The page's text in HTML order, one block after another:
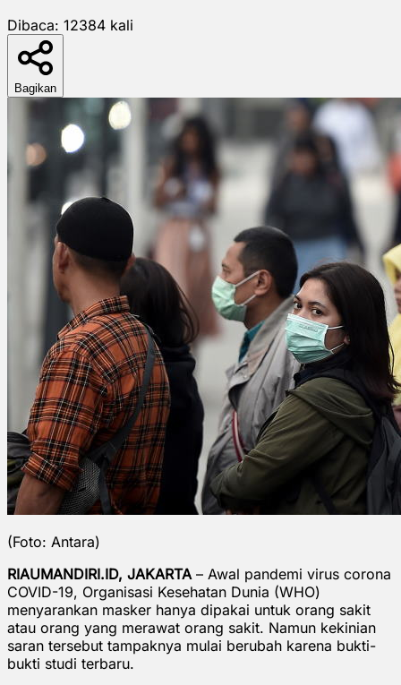
Dibaca: 12384 kali
Bagikan
(Foto: Antara)
RIAUMANDIRI.ID, JAKARTA – Awal pandemi virus corona
COVID-19, Organisasi Kesehatan Dunia (WHO)
menyarankan masker hanya dipakai untuk orang sakit
atau orang yang merawat orang sakit. Namun kekinian
saran tersebut tampaknya mulai berubah karena bukti-
bukti studi terbaru.